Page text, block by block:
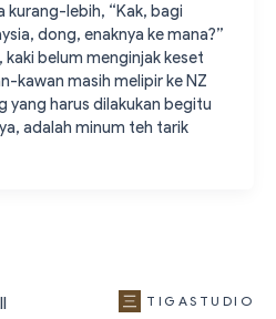
kurang-lebih, “Kak, bagi
dong, enaknya ke mana?”
kaki belum menginjak keset
kawan masih melipir ke NZ
yang harus dilakukan begitu
adalah minum teh tarik
TIGASTUDIO